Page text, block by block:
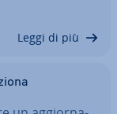
Leggi di più